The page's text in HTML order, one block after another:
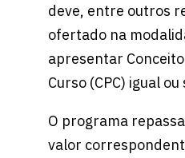
deve, entre outros
ofertado na
apresentar
Curso (CPC) igual
O programa
valor